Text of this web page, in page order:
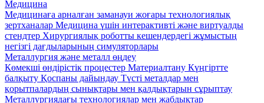
Медицина
Медицинаға арналған заманауи жоғары технологиялық
зертханалар Медицина үшін интерактивті және виртуалды
стендтер Хирургиялық роботты кешендердегі жұмыстың
негізгі дағдыларының симуляторлары
Металлургия және металл өңдеу
Көмекші өндірістік процестер Материалтану Күңгіртте
балқыту Қоспаны дайындау Түсті металдар мен
қорытпалардың сынықтары мен қалдықтарын сұрыптау
Металлургиядағы технологиялар мен жабдықтар